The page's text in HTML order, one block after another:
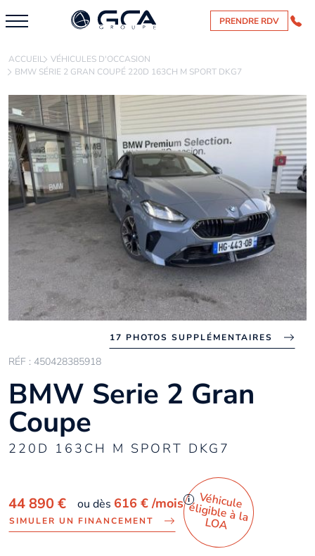
PRENDRE RDV
ACCUEIL VÉHICULES D'OCCASION
BMW SÉRIE 2 GRAN COUPÉ 220D 163CH M SPORT DKG7
17 PHOTOS SUPPLÉMENTAIRES
RÉF : 450428385918
BMW Serie 2 Gran
Coupe
220D 163CH M SPORT DKG7
44 890 € ou dès 616 €/mois i
SIMULER UN FINANCEMENT
Véhicule
éligible à la
LO
A